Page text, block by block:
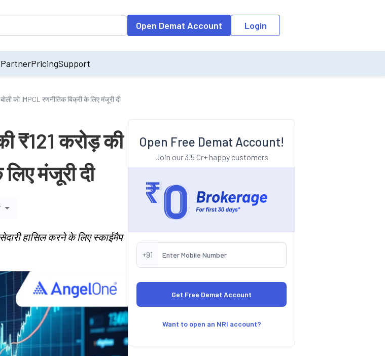
accessing the input field. On entering data into the input field, the suggestion list will be updated as per the
Open Demat Account Login
PartnerPricingSupport
को IMPCL रणनीतिक बिक्री के लिए मंजूरी दी
₹121 करोड़ की
मंजूरी दी
हासिल करने के लिए स्काईमैप
Open Free Demat Account!
Join our 3.5 Cr+ happy customers
+91
Want to open an NRI account?